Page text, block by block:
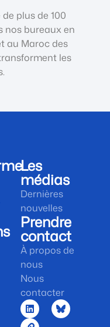
plus de 100
nos bureaux en
au Maroc des
les
Les
médias
Dernières
nouvelles
Prendre
contact
À propos de
nous
Nous
contacter